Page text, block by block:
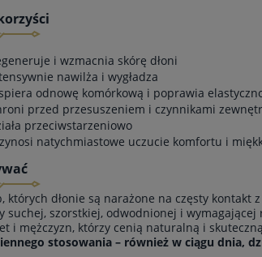
i wzmacnia skórę dłoni
nawilża i wygładza
odnowę komórkową i poprawia
przed przesuszeniem i czynnikami
przeciwstarzeniowo
natychmiastowe uczucie komfortu i
których dłonie są narażone na częsty
suchej, szorstkiej, odwodnionej i wymagającej
i mężczyzn, którzy cenią naturalną i
stosowania – również w ciągu dnia,